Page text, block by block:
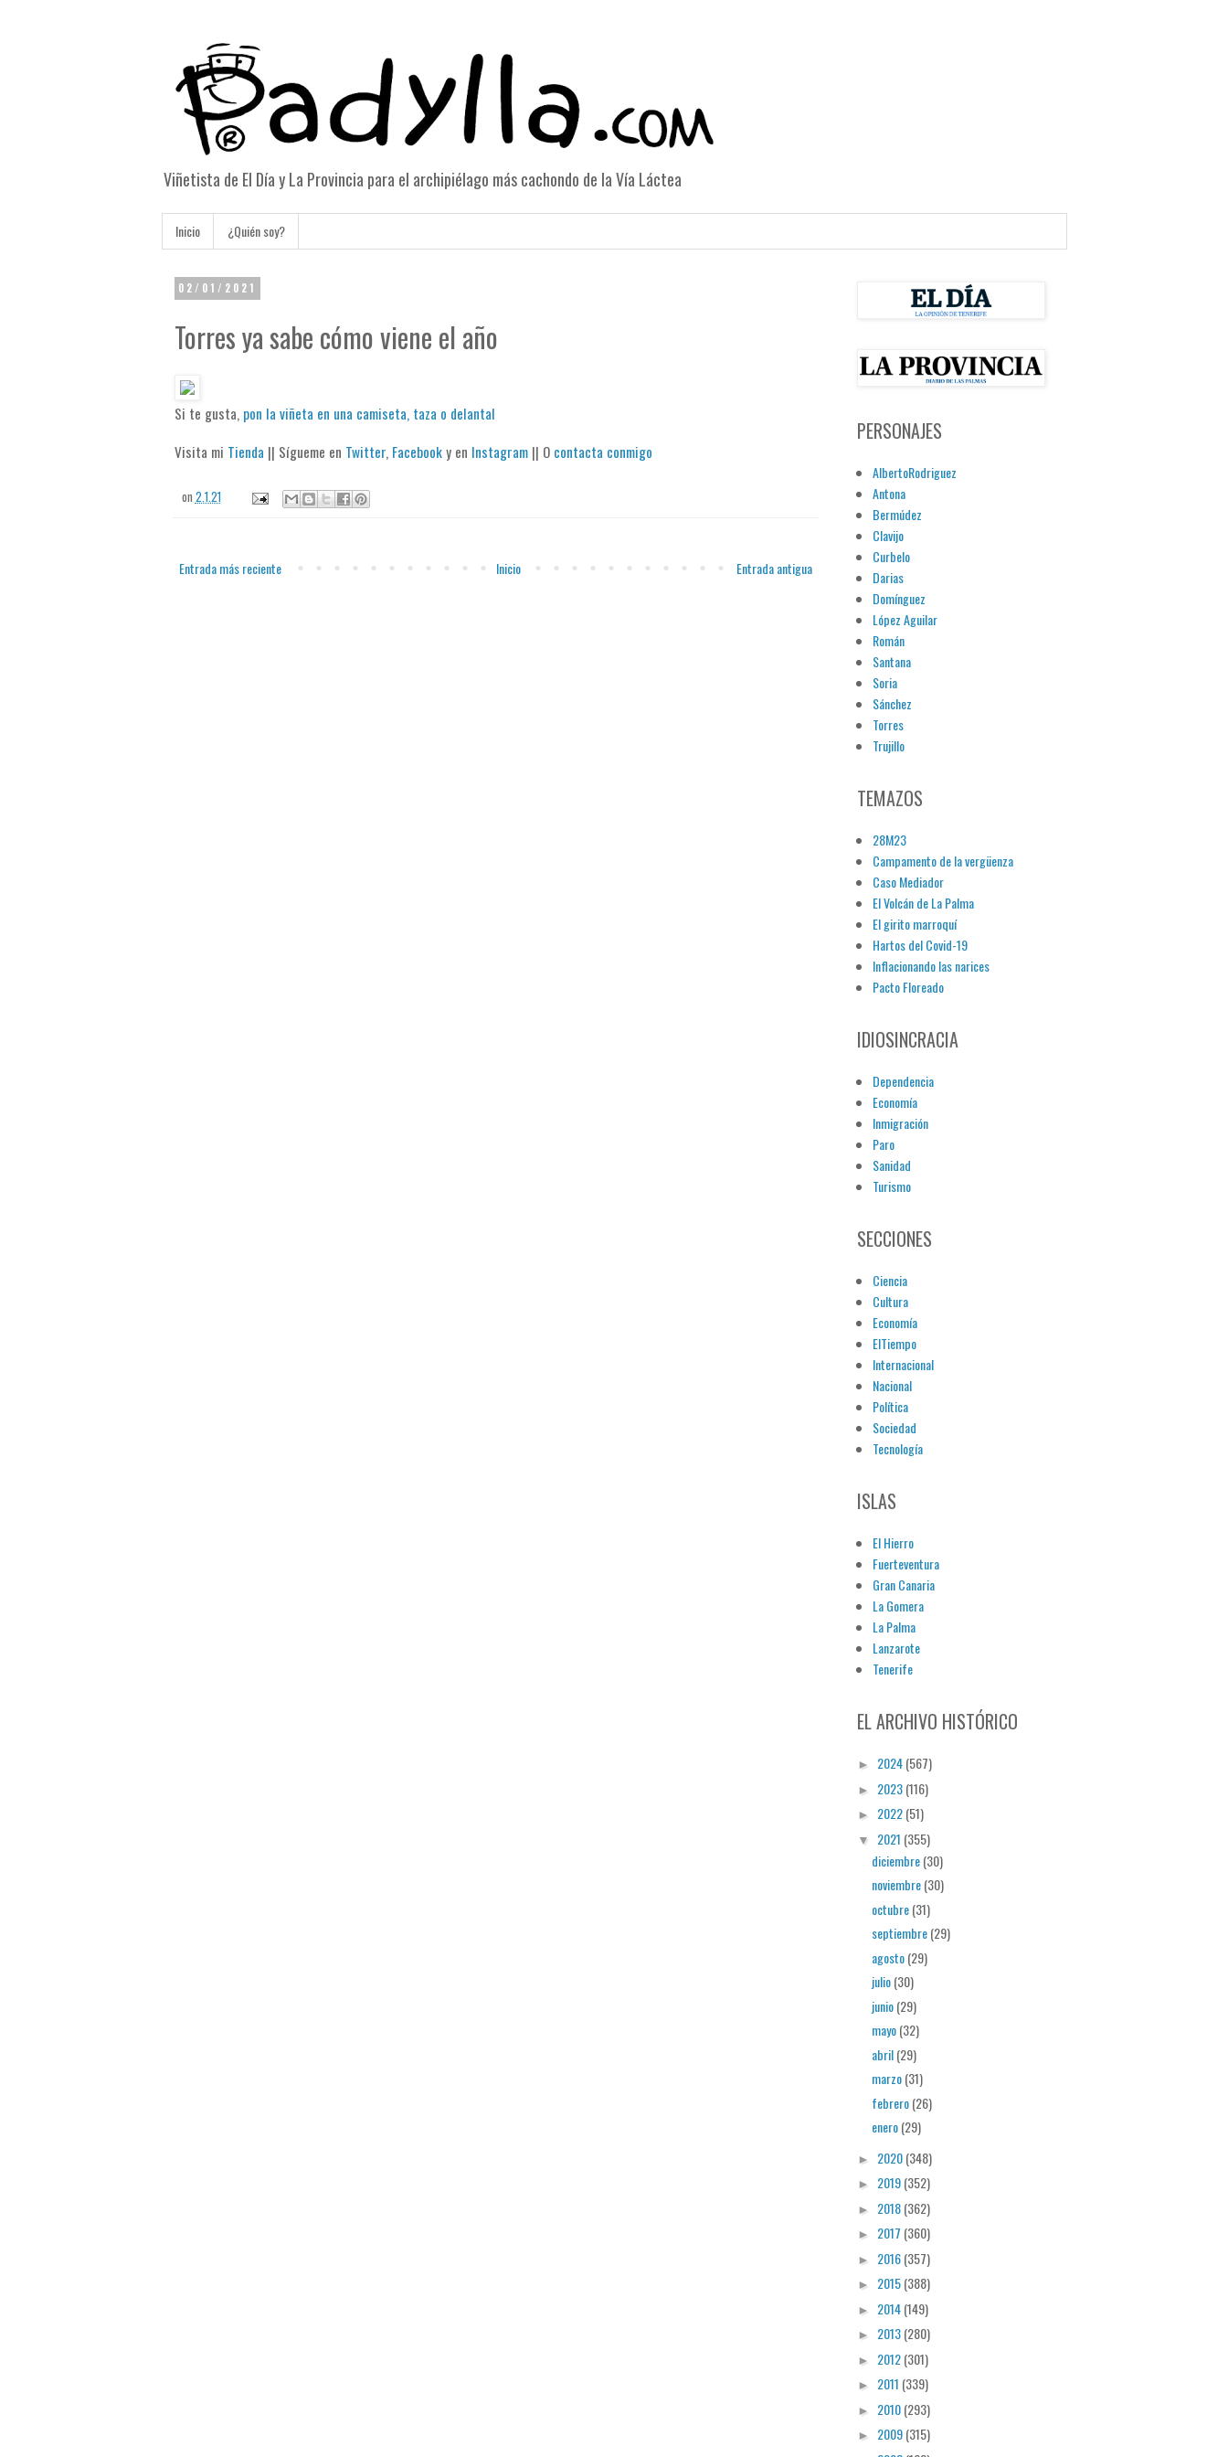
Viñetista de El Día y La Provincia para el archipiélago más cachondo de la Vía Láctea
Inicio ¿Quién soy?
02/01/2021
Torres ya sabe cómo viene el año
Si te gusta, pon la viñeta en una camiseta, taza o delantal
Visita mi Tienda || Sígueme en Twitter, Facebooky en Instagram|| O contacta conmigo
on 2.1.21
Entrada más reciente Entrada antigua
Inicio
PERSONAJES
AlbertoRodriguez
Antona
Bermúdez
Clavijo
Curbelo
Darias
Domínguez
López Aguilar
Román
Santana
Soria
Sánchez
Torres
Trujillo
TEMAZOS
28M23
Campamento de la vergüenza
Caso Mediador
El Volcán de La Palma
El girito marroquí
Hartos del Covid-19
Inflacionando las narices
Pacto Floreado
IDIOSINCRACIA
Dependencia
Economía
Inmigración
Paro
Sanidad
Turismo
SECCIONES
Ciencia
Cultura
Economía
ElTiempo
Internacional
Nacional
Política
Sociedad
Tecnología
ISLAS
El Hierro
Fuerteventura
Gran Canaria
La Gomera
La Palma
Lanzarote
Tenerife
EL ARCHIVO HISTÓRICO
► 2024(567)
► 2023(116)
► 2022(51)
▼ 2021 (355)
diciembre(30)
noviembre(30)
octubre(31)
septiembre(29)
agosto(29)
julio(30)
junio(29)
mayo(32)
abril(29)
marzo(31)
febrero(26)
enero(29)
► 2020(348)
► 2019(352)
► 2018(362)
► 2017 (360)
► 2016(357)
► 2015(388)
► 2014(149)
► 2013(280)
► 2012(301)
► 2011 (339)
► 2010(293)
► 2009(315)